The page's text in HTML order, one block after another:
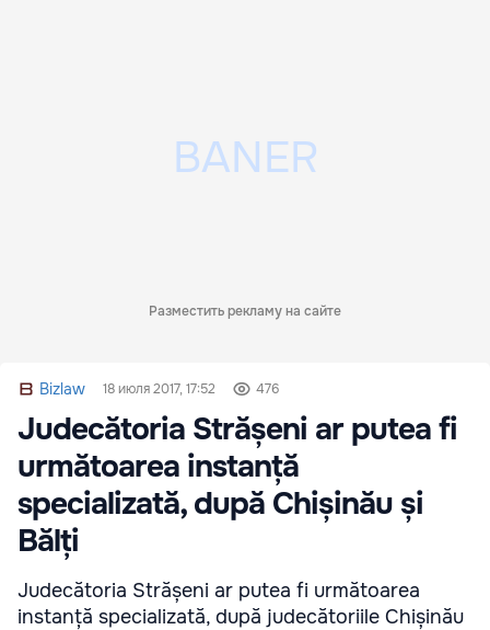
Разместить рекламу на сайте
Bizlaw 18 июля 2017, 17:52 476
Judecătoria Strășeni ar putea fi
următoarea instanță
specializată, după Chișinău și
Bălți
Judecătoria Strășeni ar putea fi următoarea
instanță specializată, după judecătoriile Chișinău